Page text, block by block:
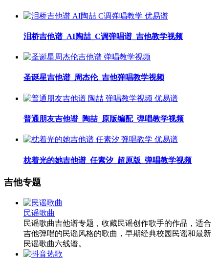
泪桥吉他谱_AI陶喆_C调弹唱谱_吉他教学视频
圣诞星吉他谱_周杰伦_吉他弹唱教学视频
普通朋友吉他谱_陶喆_原版编配_弹唱教学视频
枕着光的她吉他谱_任素汐_超原版_弹唱教学视频
吉他专题
民谣歌曲
民谣歌曲吉他谱专题，收藏民谣创作歌手的作品，适合
吉他弹唱的民谣风格的歌曲，早期经典校园民谣和最新
民谣歌曲六线谱。